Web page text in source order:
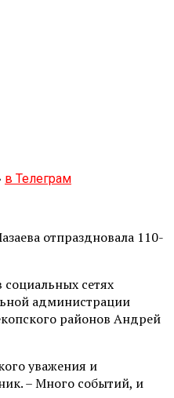
в Телеграм
отпраздновала 110-
сетях
администрации
районов Андрей
уважения и
– Много событий, и